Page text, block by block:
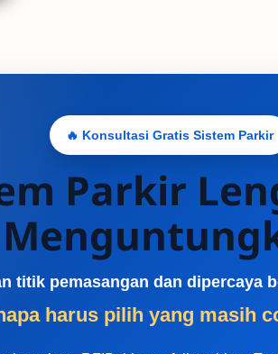
🔥 Konsultasi Gratis Sistem Parkir
Parkir
titik pemasangan dan dipercaya
harus pilih yang masih